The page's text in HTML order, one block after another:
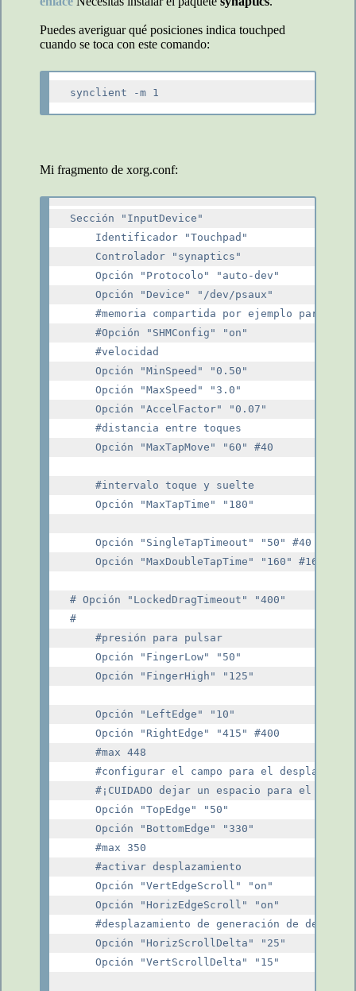
Puedes averiguar qué posiciones indica touchped
cuando se toca con este comando:
Mi fragmento de xorg.conf:
Sección "InputDevice"
    Identificador "Touchpad"
    Controlador "synaptics"
    Opción "Protocolo" "auto-dev"
    Opción "Device" "/dev/psaux"
#memoria compartida por ejemplo para la
    #Opción "SHMConfig" "on"
    #velocidad
    Opción "MinSpeed" "0.50"
    Opción "MaxSpeed" "3.0"
    Opción "AccelFactor" "0.07"
    #distancia entre toques
    Opción "MaxTapMove" "60" #40
    #intervalo toque y suelte
    Opción "MaxTapTime" "180"
    Opción "SingleTapTimeout" "50" #40
    Opción "MaxDoubleTapTime" "160" #160
# Opción "LockedDragTimeout" "400"
#
    #presión para pulsar
    Opción "FingerLow" "50"
    Opción "FingerHigh" "125"
    Opción "LeftEdge" "10"
    Opción "RightEdge" "415" #400
    #max 448
#configurar el campo para el
#¡CUIDADO dejar un espacio para el
    Opción "TopEdge" "50"
    Opción "BottomEdge" "330"
    #max 350
    #activar desplazamiento
    Opción "VertEdgeScroll" "on"
    Opción "HorizEdgeScroll" "on"
#desplazamiento de generación de
    Opción "HorizScrollDelta" "25"
    Opción "VertScrollDelta" "15"